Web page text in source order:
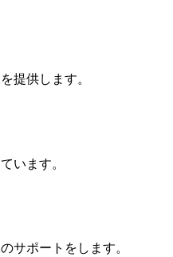
提供します。
います。
サポートをします。